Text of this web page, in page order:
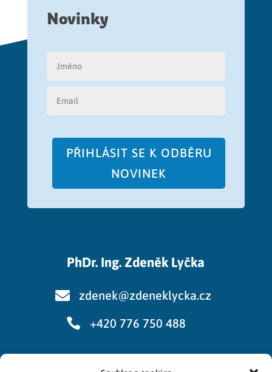
Novinky
PŘIHLÁSIT SE K ODBĚRU
NOVINEK
PhDr. Ing. Zdeněk Lyčka
 zdenek@zdeneklycka.cz
 +420 776 750 488